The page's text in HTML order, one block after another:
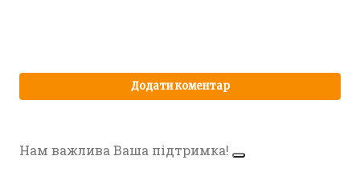
Нам важлива Ваша підтримка!